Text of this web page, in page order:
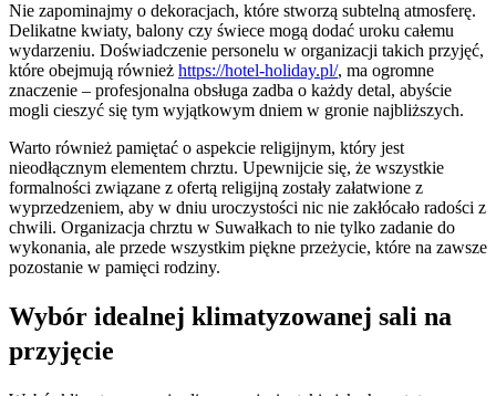
Nie zapominajmy o dekoracjach, które stworzą subtelną atmosferę.
Delikatne kwiaty, balony czy świece mogą dodać uroku całemu
wydarzeniu. Doświadczenie personelu w organizacji takich przyjęć,
które obejmują również https://hotel-holiday.pl/, ma ogromne
znaczenie – profesjonalna obsługa zadba o każdy detal, abyście
mogli cieszyć się tym wyjątkowym dniem w gronie najbliższych.
Warto również pamiętać o aspekcie religijnym, który jest
nieodłącznym elementem chrztu. Upewnijcie się, że wszystkie
formalności związane z ofertą religijną zostały załatwione z
wyprzedzeniem, aby w dniu uroczystości nic nie zakłócało radości z
chwili. Organizacja chrztu w Suwałkach to nie tylko zadanie do
wykonania, ale przede wszystkim piękne przeżycie, które na zawsze
pozostanie w pamięci rodziny.
Wybór idealnej klimatyzowanej sali na
przyjęcie